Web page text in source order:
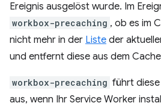
Ereignis ausgelöst wurde. Im
workbox-precaching , ob es im
nicht mehr in der Liste der
und entfernt diese aus dem
workbox-precaching führt
aus, wenn Ihr Service Worker